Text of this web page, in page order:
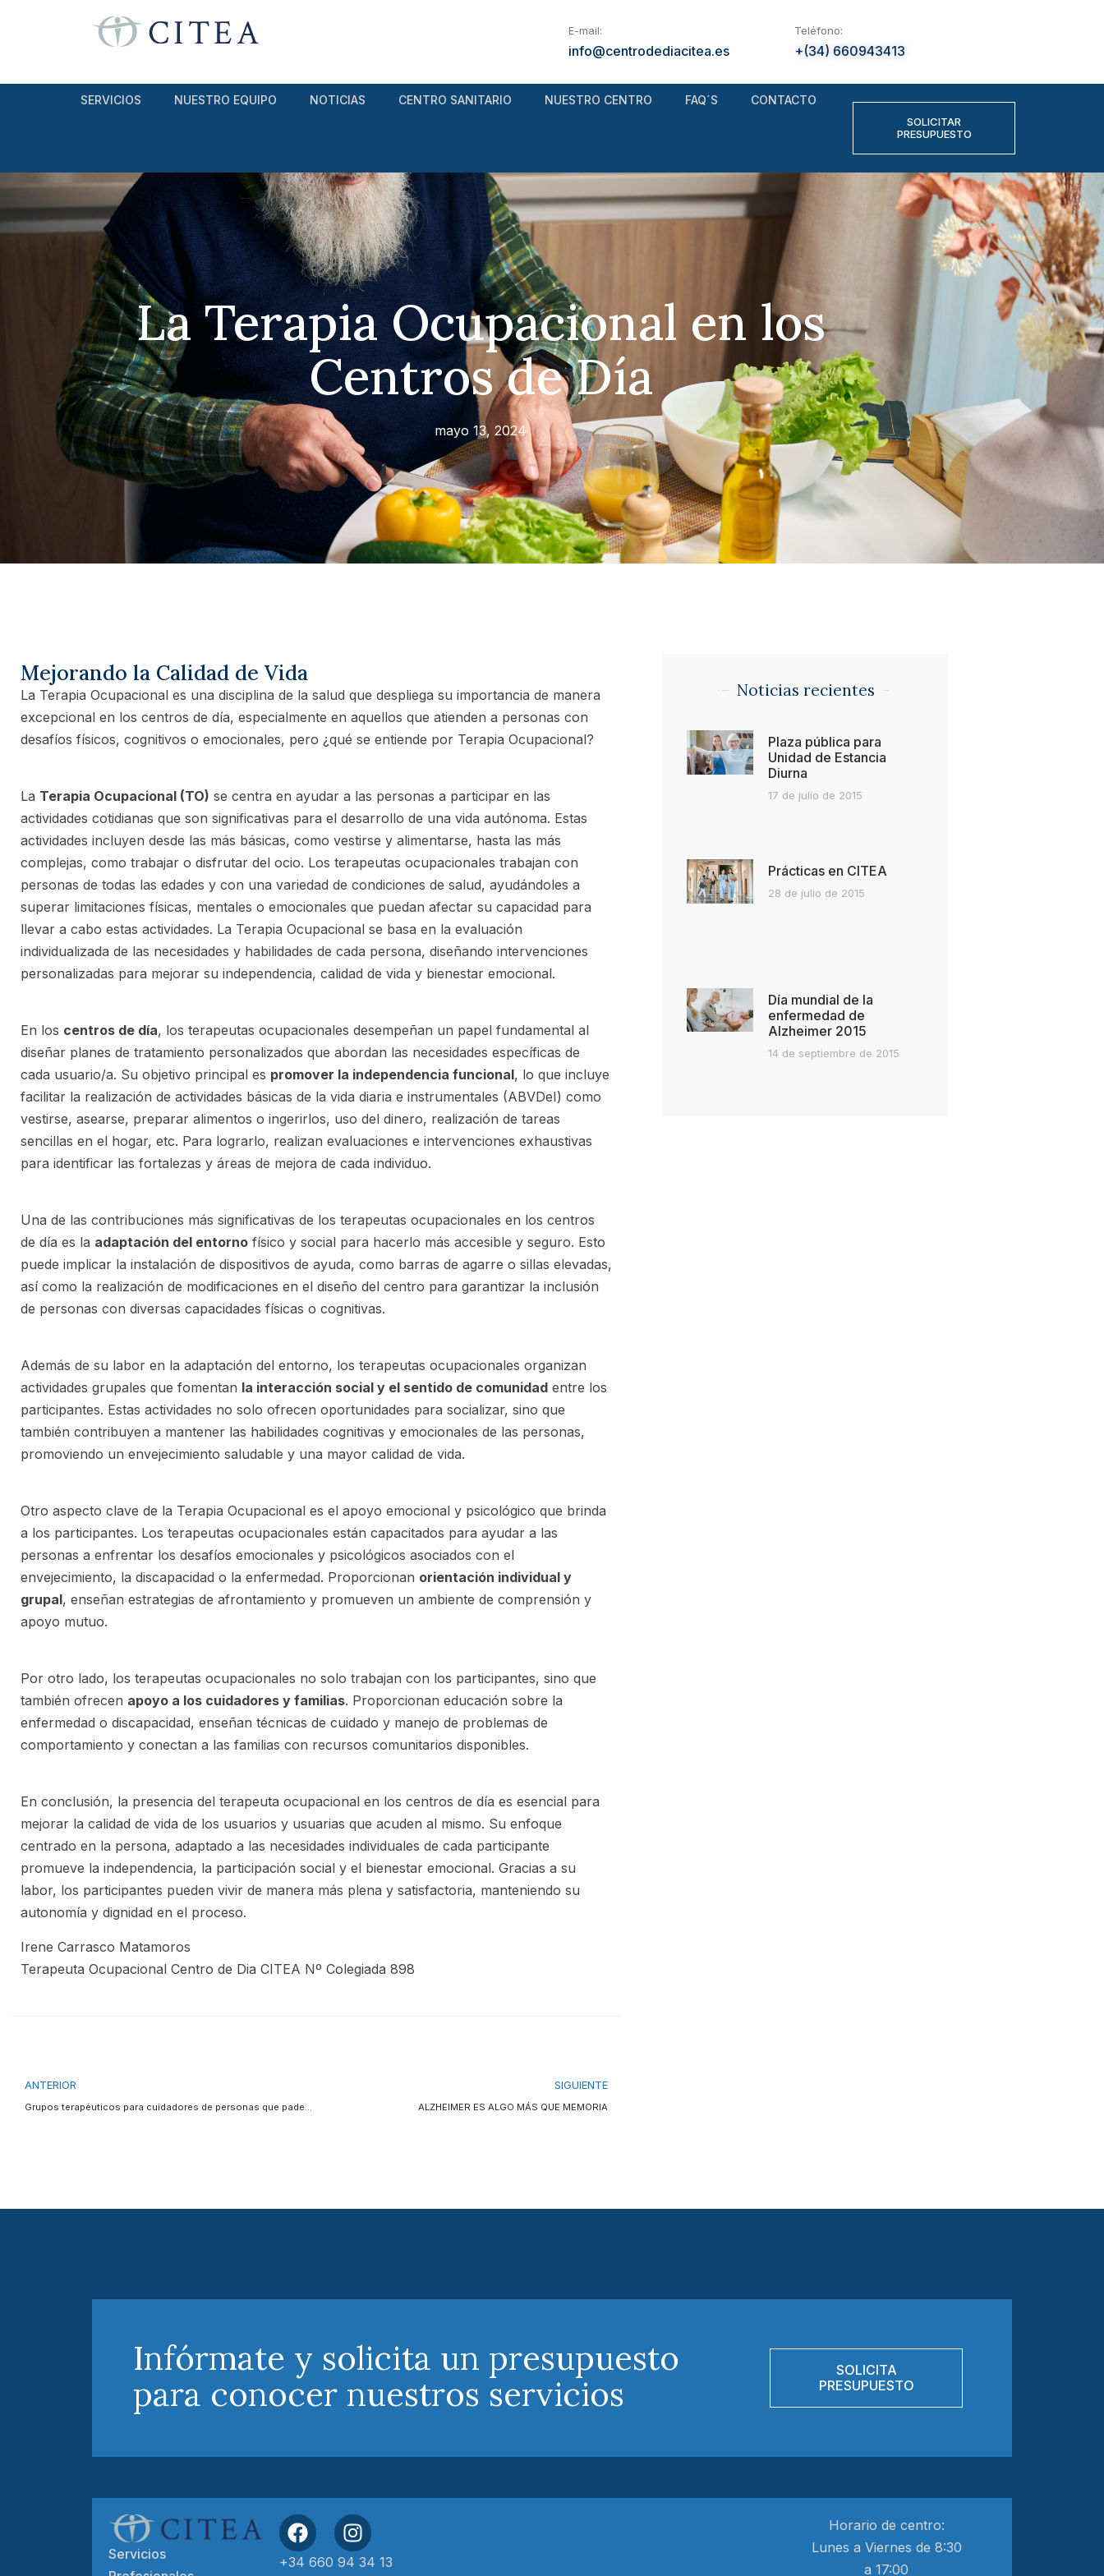
E-mail:
info@centrodediacitea.es
Teléfono:
+(34) 660943413
SERVICIOS NUESTRO EQUIPO NOTICIAS CENTRO SANITARIO NUESTRO CENTRO FAQ´S CONTACTO
SOLICITAR
PRESUPUESTO
La Terapia Ocupacional en los
Centros de Día
mayo 13, 2024
Mejorando la Calidad de Vida
La Terapia Ocupacional es una disciplina de la salud que despliega su importancia de manera
excepcional en los centros de día, especialmente en aquellos que atienden a personas con
desafíos físicos, cognitivos o emocionales, pero ¿qué se entiende por Terapia Ocupacional?
La Terapia Ocupacional (TO) se centra en ayudar a las personas a participar en las
actividades cotidianas que son significativas para el desarrollo de una vida autónoma. Estas
actividades incluyen desde las más básicas, como vestirse y alimentarse, hasta las más
complejas, como trabajar o disfrutar del ocio. Los terapeutas ocupacionales trabajan con
personas de todas las edades y con una variedad de condiciones de salud, ayudándoles a
superar limitaciones físicas, mentales o emocionales que puedan afectar su capacidad para
llevar a cabo estas actividades. La Terapia Ocupacional se basa en la evaluación
individualizada de las necesidades y habilidades de cada persona, diseñando intervenciones
personalizadas para mejorar su independencia, calidad de vida y bienestar emocional.
En los centros de día, los terapeutas ocupacionales desempeñan un papel fundamental al
diseñar planes de tratamiento personalizados que abordan las necesidades específicas de
cada usuario/a. Su objetivo principal es promover la independencia funcional, lo que incluye
facilitar la realización de actividades básicas de la vida diaria e instrumentales (ABVDeI) como
vestirse, asearse, preparar alimentos o ingerirlos, uso del dinero, realización de tareas
sencillas en el hogar, etc. Para lograrlo, realizan evaluaciones e intervenciones exhaustivas
para identificar las fortalezas y áreas de mejora de cada individuo.
Una de las contribuciones más significativas de los terapeutas ocupacionales en los centros
de día es la adaptación del entorno físico y social para hacerlo más accesible y seguro. Esto
puede implicar la instalación de dispositivos de ayuda, como barras de agarre o sillas elevadas,
así como la realización de modificaciones en el diseño del centro para garantizar la inclusión
de personas con diversas capacidades físicas o cognitivas.
Además de su labor en la adaptación del entorno, los terapeutas ocupacionales organizan
actividades grupales que fomentan la interacción social y el sentido de comunidad entre los
participantes. Estas actividades no solo ofrecen oportunidades para socializar, sino que
también contribuyen a mantener las habilidades cognitivas y emocionales de las personas,
promoviendo un envejecimiento saludable y una mayor calidad de vida.
Otro aspecto clave de la Terapia Ocupacional es el apoyo emocional y psicológico que brinda
a los participantes. Los terapeutas ocupacionales están capacitados para ayudar a las
personas a enfrentar los desafíos emocionales y psicológicos asociados con el
envejecimiento, la discapacidad o la enfermedad. Proporcionan orientación individual y
grupal, enseñan estrategias de afrontamiento y promueven un ambiente de comprensión y
apoyo mutuo.
Por otro lado, los terapeutas ocupacionales no solo trabajan con los participantes, sino que
también ofrecen apoyo a los cuidadores y familias. Proporcionan educación sobre la
enfermedad o discapacidad, enseñan técnicas de cuidado y manejo de problemas de
comportamiento y conectan a las familias con recursos comunitarios disponibles.
En conclusión, la presencia del terapeuta ocupacional en los centros de día es esencial para
mejorar la calidad de vida de los usuarios y usuarias que acuden al mismo. Su enfoque
centrado en la persona, adaptado a las necesidades individuales de cada participante
promueve la independencia, la participación social y el bienestar emocional. Gracias a su
labor, los participantes pueden vivir de manera más plena y satisfactoria, manteniendo su
autonomía y dignidad en el proceso.
Irene Carrasco Matamoros
Terapeuta Ocupacional Centro de Dia CITEA Nº Colegiada 898
ANTERIOR
Grupos terapéuticos para cuidadores de personas que padecen Alzheimer u otra demencia
SIGUIENTE
ALZHEIMER ES ALGO MÁS QUE MEMORIA
Noticias recientes
Plaza pública para
Unidad de Estancia
Diurna
17 de julio de 2015
Prácticas en CITEA
28 de julio de 2015
Día mundial de la
enfermedad de
Alzheimer 2015
14 de septiembre de 2015
Infórmate y solicita un presupuesto
para conocer nuestros servicios
SOLICITA
PRESUPUESTO
Servicios
+34 660 94 34 13
Horario de centro:
Lunes a Viernes de 8:30
a 17:00